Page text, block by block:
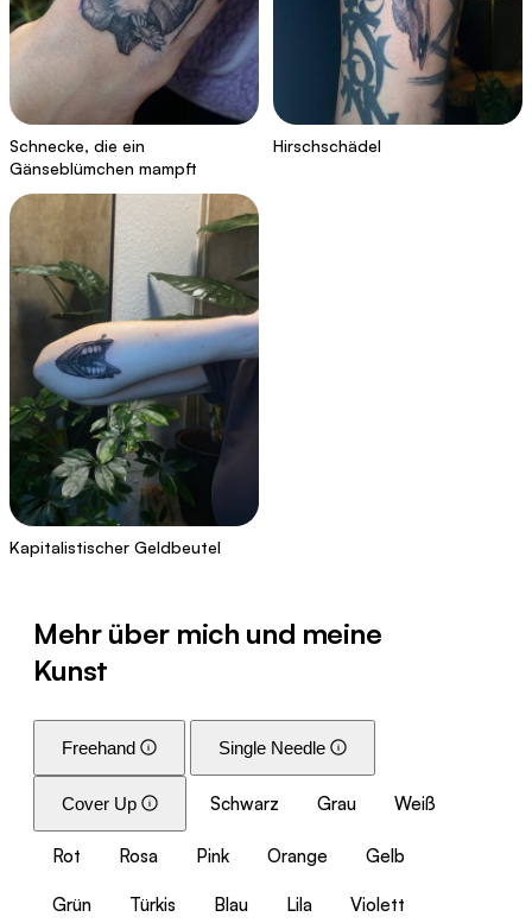
Schnecke, die ein
Gänseblümchen mampft
Hirschschädel
Kapitalistischer Geldbeutel
Mehr über mich und meine
Kunst
Freehand Single Needle
Cover Up Schwarz Grau Weiß
Rot Rosa Pink Orange Gelb
Grün Türkis Blau Lila Violett